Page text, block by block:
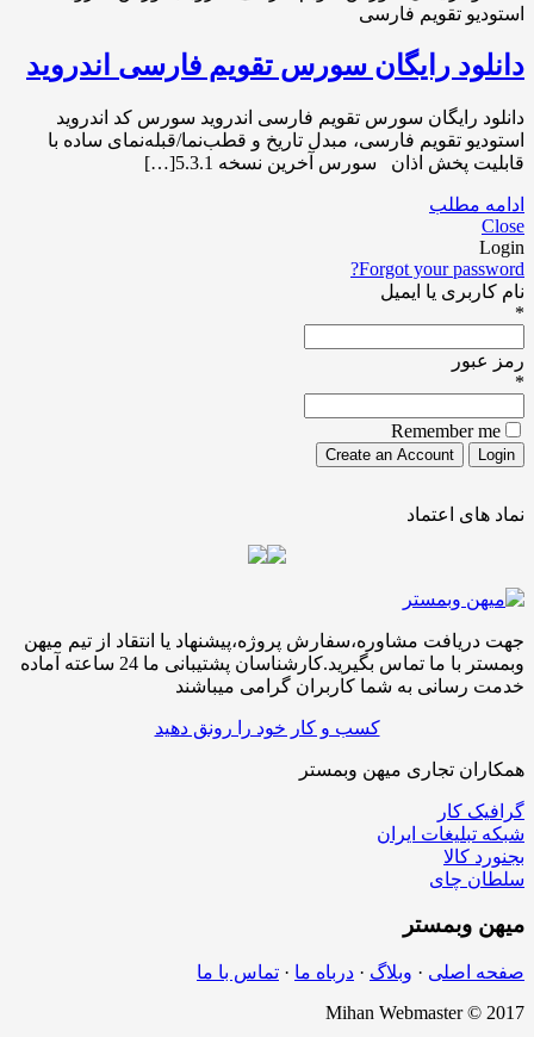
دانلود رایگان سورس تقویم فارسی اندروید
دانلود رایگان سورس تقویم فارسی اندروید سورس کد اندروید
استودیو تقویم فارسی، مبدل تاریخ و قطب‌نما/قبله‌نمای ساده با
قابلیت پخش اذان سورس آخرین نسخه 5.3.1[…]
ادامه مطلب
Close
Login
Forgot your password?
نام کاربری یا ایمیل
*
رمز عبور
*
Remember me
نماد های اعتماد
جهت دریافت مشاوره،سفارش پروژه،پیشنهاد یا انتقاد از تیم میهن
وبمستر با ما تماس بگیرید.کارشناسان پشتیبانی ما 24 ساعته آماده
خدمت رسانی به شما کاربران گرامی میباشند
کسب و کار خود را رونق دهید
همکاران تجاری میهن وبمستر
گرافیک کار
شبکه تبلیغات ایران
بجنورد کالا
سلطان چای
میهن وبمستر
صفحه اصلی · وبلاگ · درباه ما · تماس با ما
Mihan Webmaster © 2017